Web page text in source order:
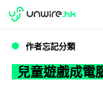
兒童遊戲
WWDC 2026
作者忘記分類
兒童遊戲成電